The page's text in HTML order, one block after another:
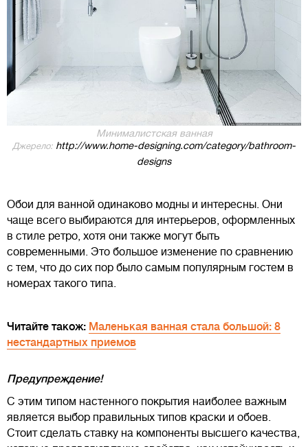
Минималистская ванная
Джерело: http://www.home-designing.com/category/bathroom-
designs
Обои для ванной одинаково модны и интересны. Они
чаще всего выбираются для интерьеров, оформленных
в стиле ретро, хотя они также могут быть
современными. Это большое изменение по сравнению
с тем, что до сих пор было самым популярным гостем в
номерах такого типа.
Читайте також: Маленькая ванная стала большой: 8
нестандартных приемов
Предупреждение!
С этим типом настенного покрытия наиболее важным
является выбор правильных типов краски и обоев.
Стоит сделать ставку на компоненты высшего качества,